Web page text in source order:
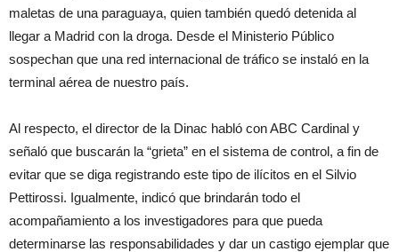
maletas de una paraguaya, quien también quedó detenida al
llegar a Madrid con la droga. Desde el Ministerio Público
sospechan que una red internacional de tráfico se instaló en la
terminal aérea de nuestro país.
Al respecto, el director de la Dinac habló con ABC Cardinal y
señaló que buscarán la “grieta” en el sistema de control, a fin de
evitar que se diga registrando este tipo de ilícitos en el Silvio
Pettirossi. Igualmente, indicó que brindarán todo el
acompañamiento a los investigadores para que pueda
determinarse las responsabilidades y dar un castigo ejemplar que